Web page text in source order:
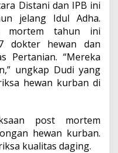
Distani dan IPB ini
jelang Idul Adha.
mortem tahun ini
dokter hewan dan
Pertanian. “Mereka
ungkap Dudi yang
hewan kurban di
post mortem
hewan kurban.
kualitas daging.